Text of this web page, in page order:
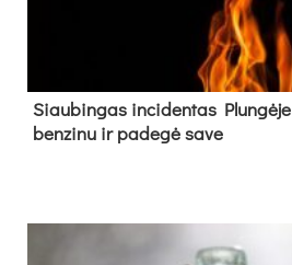
Siau­bin­gas in­ci­den­tas
ben­zi­nu ir pa­de­gė sa­ve